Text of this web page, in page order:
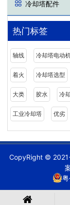
冷却塔配件
热门标签
轴线 冷却塔电动
着火 冷却塔选型
大类 胶水 冷
工业冷却塔 优劣
CopyRight ©